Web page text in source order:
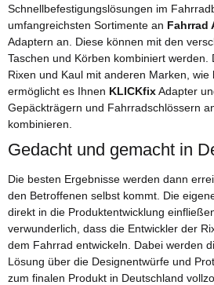
Schnellbefestigungslösungen im
umfangreichsten Sortimente an Fahrrad
Adaptern an. Diese können mit den
Taschen und Körben kombiniert werden.
Rixen und Kaul mit anderen Marken, wie
ermöglicht es Ihnen KLICKfixAdapter
Gepäckträgern und Fahrradschlössern
kombinieren.
Gedacht und gemacht in
Die besten Ergebnisse werden dann
den Betroffenen selbst kommt. Die
direkt in die Produktentwicklung
verwunderlich, dass die Entwickler der
dem Fahrrad entwickeln. Dabei werden
Lösung über die Designentwürfe und
zum finalen Produkt in Deutschland